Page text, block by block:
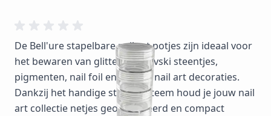
De Bell'ure stapelbare nail art potjes zijn ideaal voor
het bewaren van glitter, Swarovski steentjes,
pigmenten, nail foil en andere nail art decoraties.
Dankzij het handige stapelsysteem houd je jouw nail
art collectie netjes georganiseerd en compact